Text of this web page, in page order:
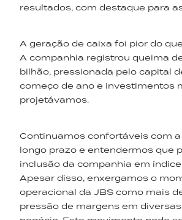
resultados, com destaque para
A geração de caixa foi pior do
A companhia registrou queima
bilhão, pressionada pelo capital
começo de ano e investimentos
projetávamos.
Continuamos confortáveis com
longo prazo e entendermos que
inclusão da companhia em
Apesar disso, enxergamos o
operacional da JBS como mais
pressão de margens em